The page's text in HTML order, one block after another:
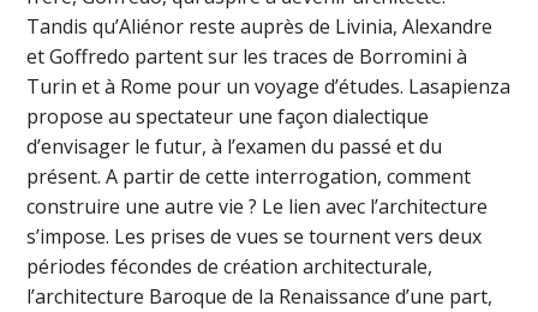
Tandis qu’Aliénor reste auprès de Livinia, Alexandre
et Goffredo partent sur les traces de Borromini à
Turin et à Rome pour un voyage d’études. Lasapienza
propose au spectateur une façon dialectique
d’envisager le futur, à l’examen du passé et du
présent. A partir de cette interrogation, comment
construire une autre vie ? Le lien avec l’architecture
s’impose. Les prises de vues se tournent vers deux
périodes fécondes de création architecturale,
l’architecture Baroque de la Renaissance d’une part,